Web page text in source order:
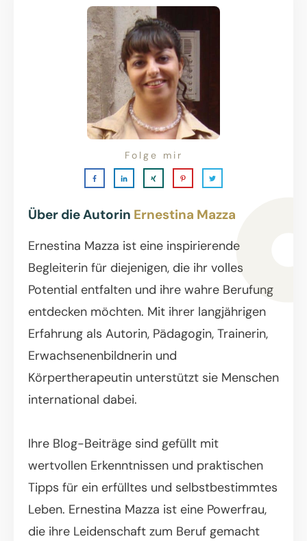
Über die Autorin Ernestina Mazza
Ernestina Mazza ist eine inspirierende
Begleiterin für diejenigen, die ihr volles
Potential entfalten und ihre wahre Berufung
entdecken möchten. Mit ihrer langjährigen
Erfahrung als Autorin, Pädagogin, Trainerin,
Erwachsenenbildnerin und
Körpertherapeutin unterstützt sie Menschen
international dabei.
Ihre Blog-Beiträge sind gefüllt mit
wertvollen Erkenntnissen und praktischen
Tipps für ein erfülltes und selbstbestimmtes
Leben. Ernestina Mazza ist eine Powerfrau,
die ihre Leidenschaft zum Beruf gemacht
Folge mir